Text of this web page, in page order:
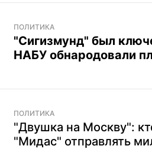
ПОЛИТИКА
"Сигизмунд" был
НАБУ обнародовали
ПОЛИТИКА
"Двушка на Москву":
"Мидас" отправлять